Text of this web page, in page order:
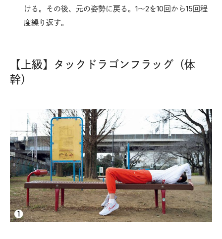
ける。その後、元の姿勢に戻る。1～2を10回から15回程
度繰り返す。
【上級】タックドラゴンフラッグ（体
幹）